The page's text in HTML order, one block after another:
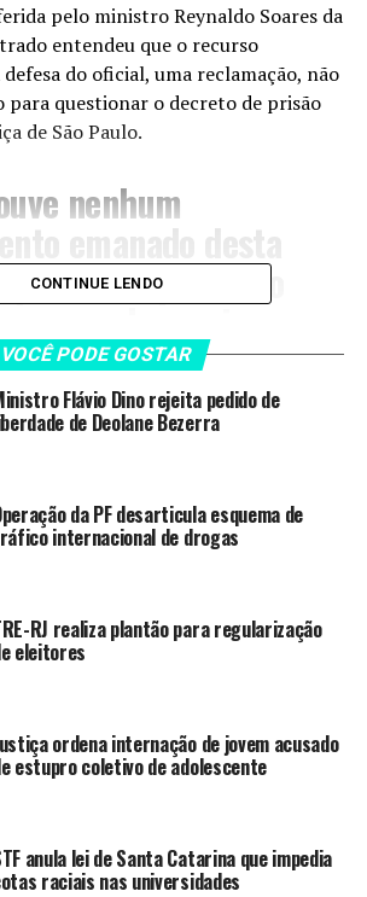
pelo ministro Reynaldo Soares da
entendeu que o recurso
do oficial, uma reclamação, não
para questionar o decreto de prisão
de São Paulo.
nenhum
emanado desta
no processo
que pudesse vir a
pelas
ordinárias. Tem-
manifesta a
de
proferida pelo
Tribunal de
o que inviabiliza,
o conhecimento
reclamação”,
o ministro.
Geraldo foi preso após ser
e fraude processual.
CONTINUE LENDO
VOCÊ PODE GOSTAR
Flávio Dino rejeita pedido de
de Deolane Bezerra
da PF desarticula esquema de
internacional de drogas
RJ realiza plantão para regularização
eleitores
ordena internação de jovem acusado
estupro coletivo de adolescente
anula lei de Santa Catarina que impedia
raciais nas universidades